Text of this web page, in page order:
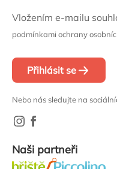
Vložením e-mailu
podmínkami ochrany
Přihlásit se
Nebo nás sledujte na
Naši partneři